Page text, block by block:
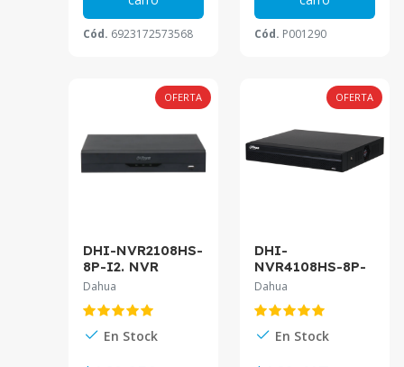
Cód. 6923172573568 Cód. P001290
OFERTA
DHI-NVR2108HS-
8P-I2. NVR
DAHUA 8CH.
(AI)
INTELIGENCIA
Dahua
En Stock
OFERTA
DHI-
NVR4108HS-8P-
4KS3. NVR
soporta
camaras hasta
Dahua
En Stock